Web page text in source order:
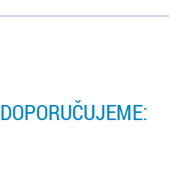
DOPORUČUJEME: